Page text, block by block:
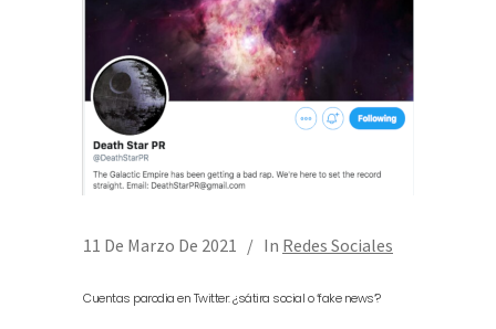
11 De Marzo De 2021 In Redes Sociales
Cuentas parodia en Twitter: ¿sátira social o ‘fake news’?